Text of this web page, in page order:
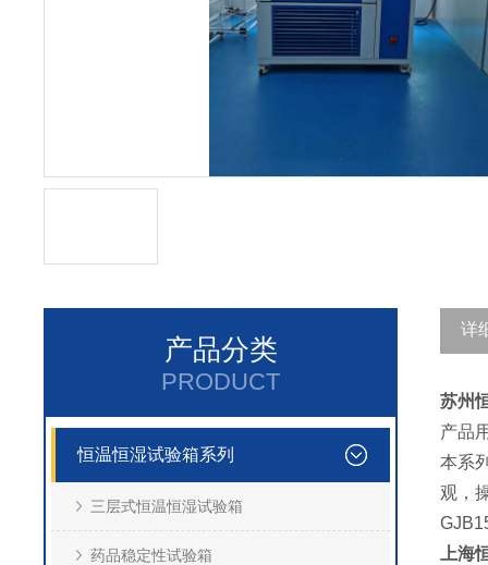
产品分类
PRODUCT
恒温恒湿试验箱系列
三层式恒温恒湿试验箱
药品稳定性试验箱
详
苏州
产品
本系
观，
上海